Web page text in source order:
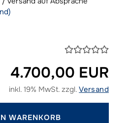
4.700,00 EUR
inkl. 19% MwSt. zzgl.Versand
WARENKORB